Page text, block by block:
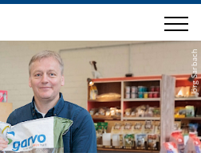
Jörg Sarbach